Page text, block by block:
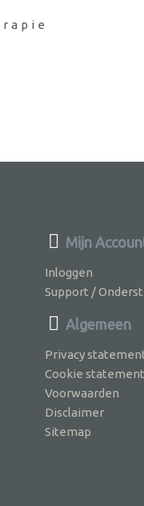
Mijn
Inloggen
Support /
Algemeen
Privacy
Cookie statement
Voorwaarden
Disclaimer
Sitemap